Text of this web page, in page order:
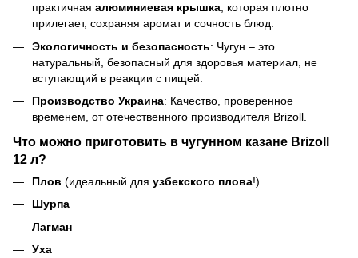
практичная алюминиевая крышка, которая плотно
прилегает, сохраняя аромат и сочность блюд.
Экологичность и безопасность: Чугун – это
натуральный, безопасный для здоровья материал, не
вступающий в реакции с пищей.
Производство Украина: Качество, проверенное
временем, от отечественного производителя Brizoll.
Что можно приготовить в чугунном казане Brizoll
12 л?
Плов (идеальный для узбекского плова!)
Шурпа
Лагман
Уха